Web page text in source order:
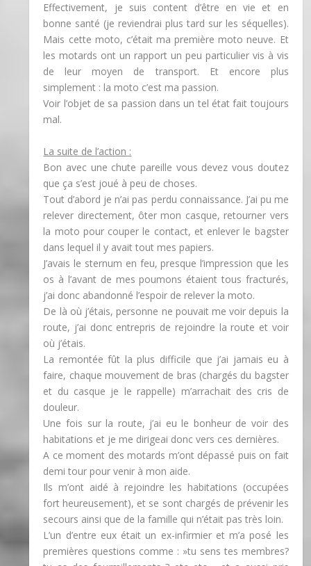
Effectivement, je suis content d’être en vie et en
bonne santé (je reviendrai plus tard sur les séquelles).
Mais cette moto, c’était ma première moto neuve. Et
les motards ont un rapport un peu particulier vis à vis
de leur moyen de transport. Et encore plus
simplement : la moto c’est ma passion.
Voir l’objet de sa passion dans un tel état fait toujours
mal.
La suite de l’action :
Bon avec une chute pareille vous devez vous doutez
que ça s’est joué à peu de choses.
Tout d’abord je n’ai pas perdu connaissance. J’ai pu me
relever directement, ôter mon casque, retourner vers
la moto pour couper le contact, et enlever le bagster
dans lequel il y avait tout mes papiers.
J’avais le sternum en feu, presque l’impression que les
os à l’avant de mes poumons étaient tous fracturés,
j’ai donc abandonné l’espoir de relever la moto.
De là où j’étais, personne ne pouvait me voir depuis la
route, j’ai donc entrepris de rejoindre la route et voir
où j’étais.
La remontée fût la plus difficile que j’ai jamais eu à
faire, chaque mouvement de bras (chargés du bagster
et du casque je le rappelle) m’arrachait des cris de
douleur.
Une fois sur la route, j’ai eu le bonheur de voir des
habitations et je me dirigeai donc vers ces dernières.
A ce moment des motards m’ont dépassé puis on fait
demi tour pour venir à mon aide.
Ils m’ont aidé à rejoindre les habitations (occupées
fort heureusement), et se sont chargés de prévenir les
secours ainsi que de la famille qui n’était pas très loin.
L’un d’entre eux était un ex-infirmier et m’a posé les
premières questions comme : »tu sens tes membres?